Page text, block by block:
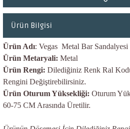
Ürün Bilgisi
Ürün Adı: Vegas Metal Bar Sandalyesi
Ürün Metaryali: Metal
Ürün Rengi: Dilediğiniz Renk Ral
Rengini Değiştirebilirsiniz.
Ürün Oturum Yüksekliği: Oturum
60-75 CM Arasında Üretilir.